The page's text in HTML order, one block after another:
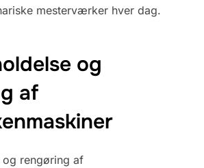
mesterværker hver dag.
og
af
og rengøring af